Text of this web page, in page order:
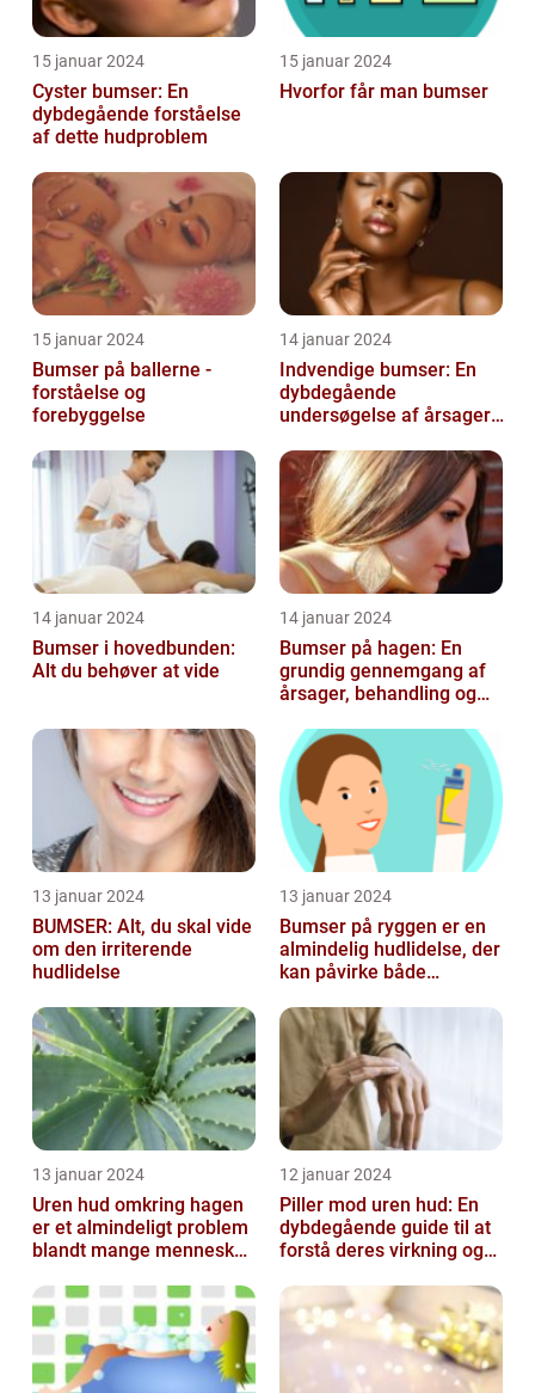
15 januar 2024
Cyster bumser: En
dybdegående forståelse
af dette hudproblem
15 januar 2024
Hvorfor får man bumser
15 januar 2024
Bumser på ballerne -
forståelse og
forebyggelse
14 januar 2024
Indvendige bumser: En
dybdegående
undersøgelse af årsager,
forebyggelse
14 januar 2024
Bumser i hovedbunden:
Alt du behøver at vide
14 januar 2024
Bumser på hagen: En
grundig gennemgang af
årsager, behandling og
13 januar 2024
BUMSER: Alt, du skal vide
om den irriterende
hudlidelse
13 januar 2024
Bumser på ryggen er en
almindelig hudlidelse, der
kan påvirke både
13 januar 2024
Uren hud omkring hagen
er et almindeligt problem
blandt mange mennesker,
og...
12 januar 2024
Piller mod uren hud: En
dybdegående guide til at
forstå deres virkning og